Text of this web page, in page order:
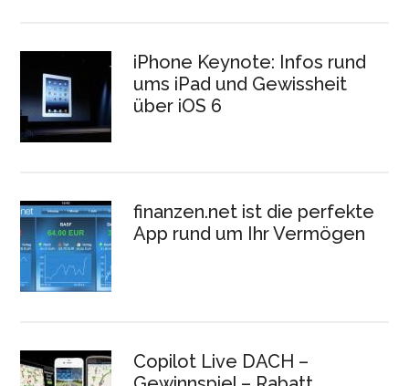
iPhone Keynote: Infos rund
ums iPad und Gewissheit
über iOS 6
finanzen.net ist die perfekte
App rund um Ihr Vermögen
Copilot Live DACH –